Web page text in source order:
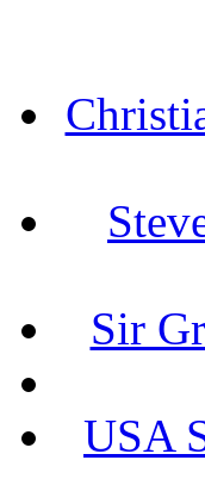
Sir
USA